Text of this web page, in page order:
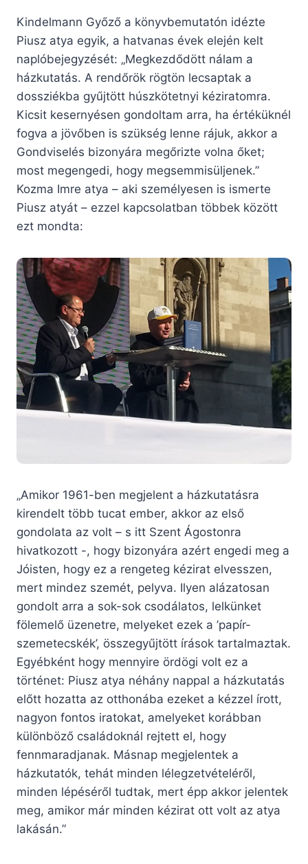
Kindelmann Győző a könyvbemutatón idézte
Piusz atya egyik, a hatvanas évek elején kelt
naplóbejegyzését: „Megkezdődött nálam a
házkutatás. A rendőrök rögtön lecsaptak a
dossziékba gyűjtött húszkötetnyi kéziratomra.
Kicsit kesernyésen gondoltam arra, ha értéküknél
fogva a jövőben is szükség lenne rájuk, akkor a
Gondviselés bizonyára megőrizte volna őket;
most megengedi, hogy megsemmisüljenek.”
Kozma Imre atya – aki személyesen is ismerte
Piusz atyát – ezzel kapcsolatban többek között
ezt mondta:
„Amikor 1961-ben megjelent a házkutatásra
kirendelt több tucat ember, akkor az első
gondolata az volt – s itt Szent Ágostonra
hivatkozott -, hogy bizonyára azért engedi meg a
Jóisten, hogy ez a rengeteg kézirat elvesszen,
mert mindez szemét, pelyva. Ilyen alázatosan
gondolt arra a sok-sok csodálatos, lelkünket
fölemelő üzenetre, melyeket ezek a ’papír-
szemetecskék’, összegyűjtött írások tartalmaztak.
Egyébként hogy mennyire ördögi volt ez a
történet: Piusz atya néhány nappal a házkutatás
előtt hozatta az otthonába ezeket a kézzel írott,
nagyon fontos iratokat, amelyeket korábban
különböző családoknál rejtett el, hogy
fennmaradjanak. Másnap megjelentek a
házkutatók, tehát minden lélegzetvételéről,
minden lépéséről tudtak, mert épp akkor jelentek
meg, amikor már minden kézirat ott volt az atya
lakásán.”